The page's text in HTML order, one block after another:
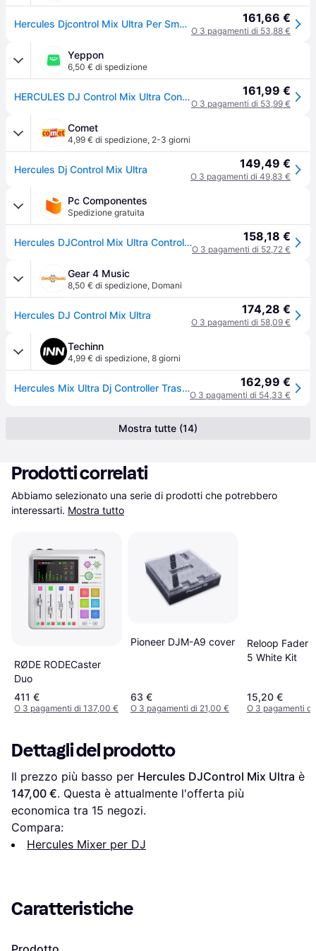
Hercules Djcontrol Mix Ultra Per Smartphone E Tablet, Bluetooth E Batteria 161,66 €
O 3 pagamenti di 53,88 €
Yeppon
6,50 € di spedizione
HERCULES DJ Control Mix Ultra Controller DJ Portatile Bluetooth Bianco 161,99 €
O 3 pagamenti di 53,99 €
Comet
4,99 € di spedizione, 2-3 giorni
Hercules Dj Control Mix Ultra 149,49 €
O 3 pagamenti di 49,83 €
Pc Componentes
Spedizione gratuita
Hercules DJControl Mix Ultra Controller DJ Wireless Portatile con Bluetooth Bianco 158,18 €
O 3 pagamenti di 52,72 €
Gear 4 Music
8,50 € di spedizione, Domani
Hercules DJ Control Mix Ultra 174,28 €
O 3 pagamenti di 58,09 €
Techinn
4,99 € di spedizione, 8 giorni
Hercules Mix Ultra Dj Controller Trasparente 162,99 €
O 3 pagamenti di 54,33 €
Mostra tutte (14)
Prodotti correlati
Abbiamo selezionato una serie di prodotti che potrebbero
interessarti. Mostra tutto
RØDE RODECaster
Duo
411 €
O 3 pagamenti di 137,00 €
Pioneer DJM-A9 cover
63 €
O 3 pagamenti di 21,00 €
Reloop Fader
5 White Kit
15,20 €
O 3 pagamenti
Dettagli del prodotto
Il prezzo più basso per Hercules DJControl Mix Ultra
147,00 €. Questa è attualmente l'offerta più
economica tra 15 negozi.
Compara:
Hercules Mixer per DJ
Caratteristiche